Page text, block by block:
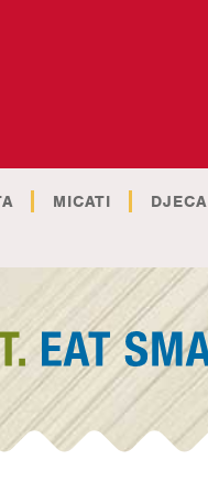
MICATI DJECA